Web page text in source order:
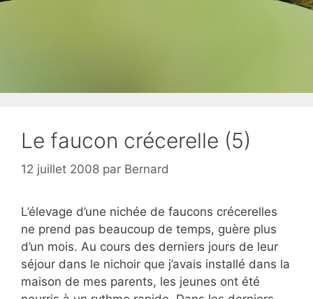
Le faucon crécerelle (5)
12 juillet 2008 par Bernard
L’élevage d’une nichée de faucons crécerelles
ne prend pas beaucoup de temps, guère plus
d’un mois. Au cours des derniers jours de leur
séjour dans le nichoir que j’avais installé dans la
maison de mes parents, les jeunes ont été